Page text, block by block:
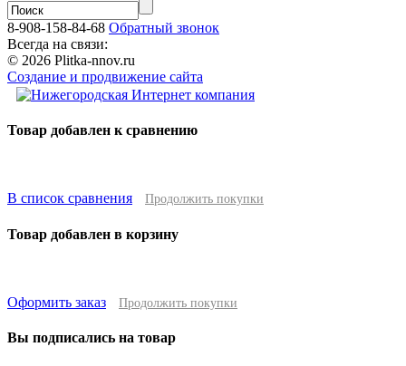
8-908-158-84-68 Обратный звонок
Всегда на связи:
© 2026 Plitka-nnov.ru
Создание и продвижение сайта
Товар добавлен к сравнению
В список сравнения Продолжить покупки
Товар добавлен в корзину
Оформить заказ Продолжить покупки
Вы подписались на товар